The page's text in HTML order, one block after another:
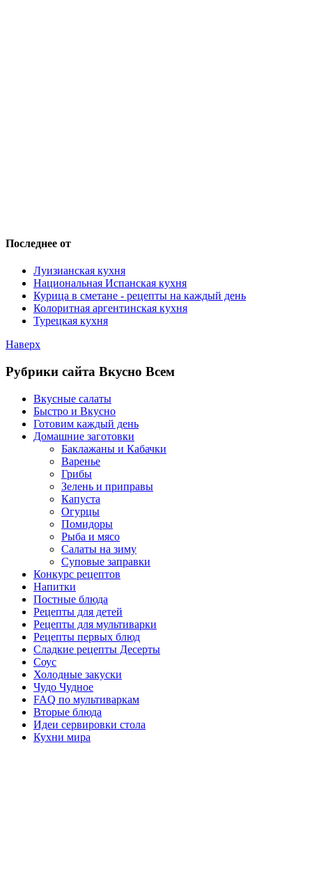
Последнее от
Луизианская кухня
Национальная Испанская кухня
Курица в сметане - рецепты на каждый день
Колоритная аргентинская кухня
Турецкая кухня
Наверх
Рубрики сайта Вкусно Всем
Вкусные салаты
Быстро и Вкусно
Готовим каждый день
Домашние заготовки
Баклажаны и Кабачки
Варенье
Грибы
Зелень и приправы
Капуста
Огурцы
Помидоры
Рыба и мясо
Салаты на зиму
Суповые заправки
Конкурс рецептов
Напитки
Постные блюда
Рецепты для детей
Рецепты для мультиварки
Рецепты первых блюд
Сладкие рецепты Десерты
Соус
Холодные закуски
Чудо Чудное
FAQ по мультиваркам
Вторые блюда
Идеи сервировки стола
Кухни мира